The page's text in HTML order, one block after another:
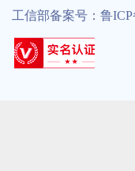
工信部备案号：鲁